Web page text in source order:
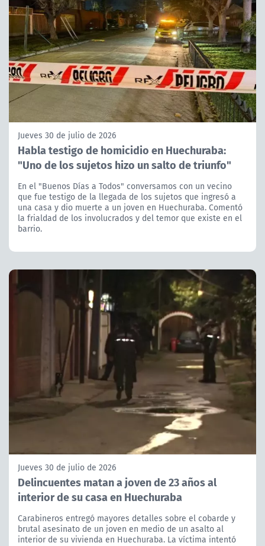
Jueves 30 de julio de 2026
Habla testigo de homicidio en Huechuraba:
"Uno de los sujetos hizo un salto de triunfo"
En el "Buenos Días a Todos" conversamos con un vecino
que fue testigo de la llegada de los sujetos que ingresó a
una casa y dio muerte a un joven en Huechuraba. Comentó
la frialdad de los involucrados y del temor que existe en el
barrio.
Jueves 30 de julio de 2026
Delincuentes matan a joven de 23 años al
interior de su casa en Huechuraba
Carabineros entregó mayores detalles sobre el cobarde y
brutal asesinato de un joven en medio de un asalto al
interior de su vivienda en Huechuraba. La víctima intentó